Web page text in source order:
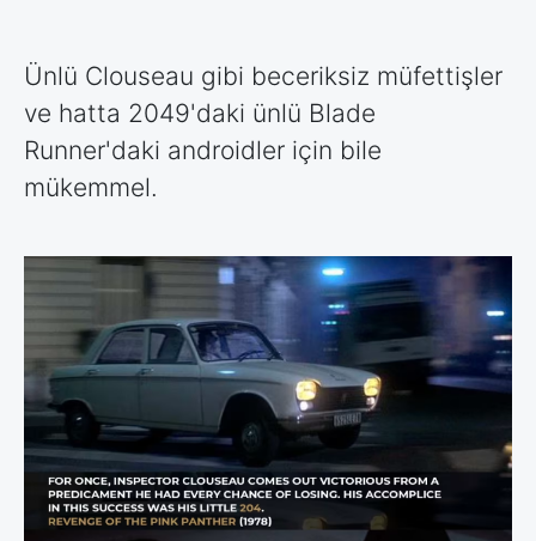
Ünlü Clouseau gibi beceriksiz müfettişler
ve hatta 2049'daki ünlü Blade
Runner'daki androidler için bile
mükemmel.